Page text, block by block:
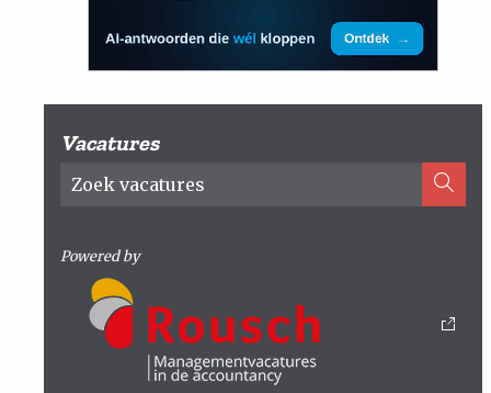
Vacatures
Powered by